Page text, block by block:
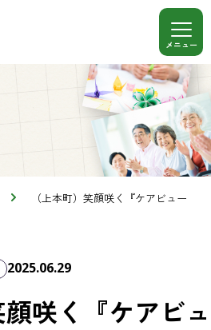
（上本町）笑顔咲く『ケアビュー
2025.06.29
顔咲く『ケアビュ